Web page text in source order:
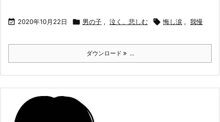
 2020年10月22日  男の子 , 泣く、悲しむ  悔し涙 , 我慢
ダウンロード ...